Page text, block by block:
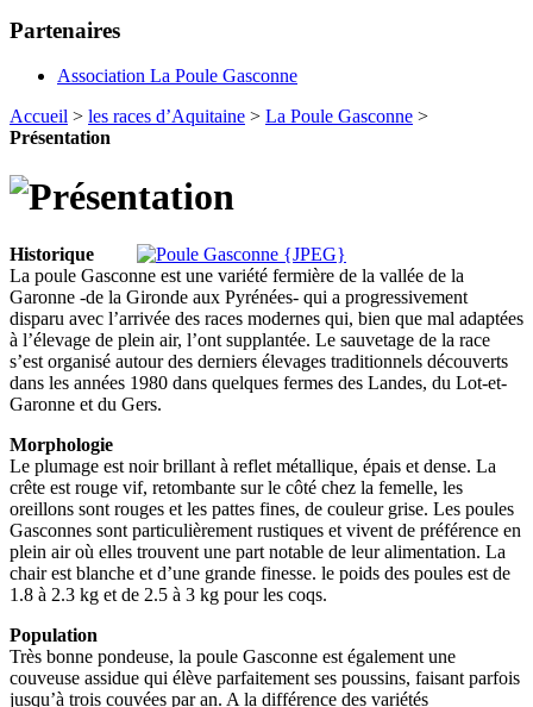
Partenaires
Association La Poule Gasconne
Accueil > les races d’Aquitaine > La Poule Gasconne >
Présentation
Historique
La poule Gasconne est une variété fermière de la vallée de la
Garonne -de la Gironde aux Pyrénées- qui a progressivement
disparu avec l’arrivée des races modernes qui, bien que mal adaptées
à l’élevage de plein air, l’ont supplantée. Le sauvetage de la race
s’est organisé autour des derniers élevages traditionnels découverts
dans les années 1980 dans quelques fermes des Landes, du Lot-et-
Garonne et du Gers.
Morphologie
Le plumage est noir brillant à reflet métallique, épais et dense. La
crête est rouge vif, retombante sur le côté chez la femelle, les
oreillons sont rouges et les pattes fines, de couleur grise. Les poules
Gasconnes sont particulièrement rustiques et vivent de préférence en
plein air où elles trouvent une part notable de leur alimentation. La
chair est blanche et d’une grande finesse. le poids des poules est de
1.8 à 2.3 kg et de 2.5 à 3 kg pour les coqs.
Population
Très bonne pondeuse, la poule Gasconne est également une
couveuse assidue qui élève parfaitement ses poussins, faisant parfois
jusqu’à trois couvées par an. A la différence des variétés